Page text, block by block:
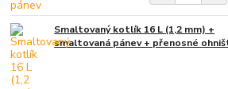
Smaltovaný kotlík 16 L (1,2 mm) +
smaltovaná pánev + přenosné